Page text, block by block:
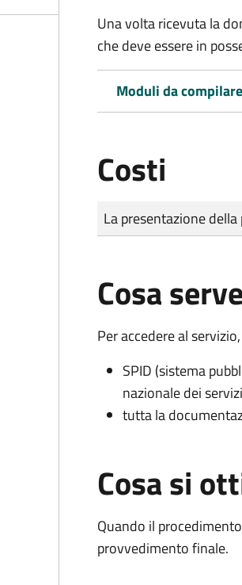
Una volta ricevuta la
che deve essere in
Moduli da
Costi
Tipo di pagamento
Importo
La presentazione
Cosa serve
Per accedere al
SPID (sistema
nazionale dei
tutta la
Cosa si
Quando il
provvedimento finale.